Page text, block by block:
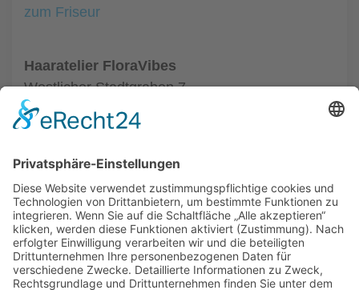
zum Friseur
Haaratelier FloraVibes
Westlicher Stadtgraben 7
73430 Aalen
Tel.: +49 7361 5291906
ALLGEMEIN